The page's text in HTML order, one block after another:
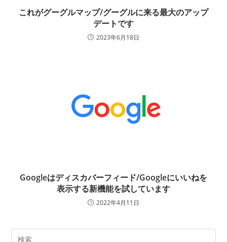
これがグーグルマップ/グーグルに来る最大のアップ
デートです
2023年6月18日
Googleはディスカバーフィード/Googleにいいねを
表示する新機能を試しています
2022年4月11日